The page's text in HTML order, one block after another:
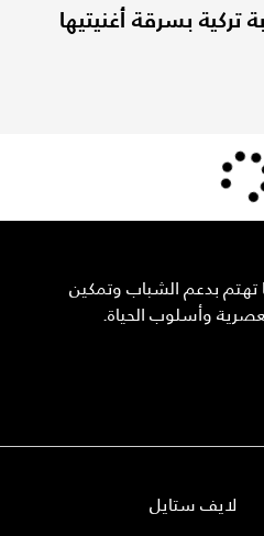
بسرقة أغنيتيها
تهتم بدعم الشباب وتمكين
وأسلوب الحياة.
لايف ستايل